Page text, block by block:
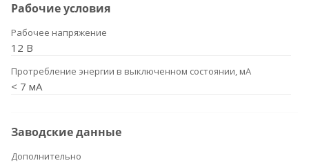
Рабочие условия
Рабочее напряжение
12 В
Протребление энергии в выключенном состоянии, мА
< 7 мА
Заводские данные
Дополнительно